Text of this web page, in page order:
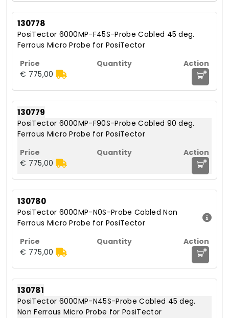
130778
PosiTector 6000MP-F45S-Probe Cabled 45 deg.
Ferrous Micro Probe for PosiTector
€ 775,00 +
130779
PosiTector 6000MP-F90S-Probe Cabled 90 deg.
Ferrous Micro Probe for PosiTector
€ 775,00 +
130780
PosiTector 6000MP-N0S-Probe Cabled Non
Ferrous Micro Probe for PosiTector
€ 775,00 +
130781
PosiTector 6000MP-N45S-Probe Cabled 45 deg.
Non Ferrous Micro Probe for PosiTector